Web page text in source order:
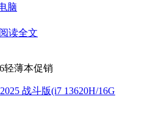
脑
阅读全文
轻薄本促销
战斗版(i7 13620H/16G